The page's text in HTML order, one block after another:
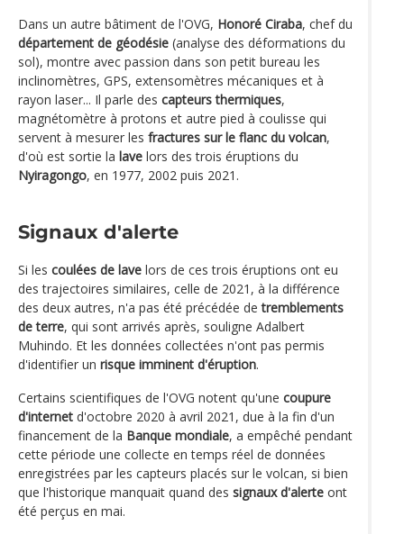
Dans un autre bâtiment de l'OVG, Honoré Ciraba, chef du
département de géodésie (analyse des déformations du
sol), montre avec passion dans son petit bureau les
inclinomètres, GPS, extensomètres mécaniques et à
rayon laser... Il parle des capteurs thermiques,
magnétomètre à protons et autre pied à coulisse qui
servent à mesurer les fractures sur le flanc du volcan,
d'où est sortie la lave lors des trois éruptions du
Nyiragongo, en 1977, 2002 puis 2021.
Signaux d'alerte
Si les coulées de lave lors de ces trois éruptions ont eu
des trajectoires similaires, celle de 2021, à la différence
des deux autres, n'a pas été précédée detremblements
de terre, qui sont arrivés après, souligne Adalbert
Muhindo. Et les données collectées n'ont pas permis
d'identifier un risque imminent d'éruption.
Certains scientifiques de l'OVG notent qu'une coupure
d'internet d'octobre 2020 à avril 2021, due à la fin d'un
financement de la Banque mondiale, a empêché pendant
cette période une collecte en temps réel de données
enregistrées par les capteurs placés sur le volcan, si bien
que l'historique manquait quand des signaux d'alerte ont
été perçus en mai.